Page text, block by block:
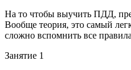
На то чтобы выучить ПДД,
Вообще теория, это самый
сложно вспомнить все
Занятие 1